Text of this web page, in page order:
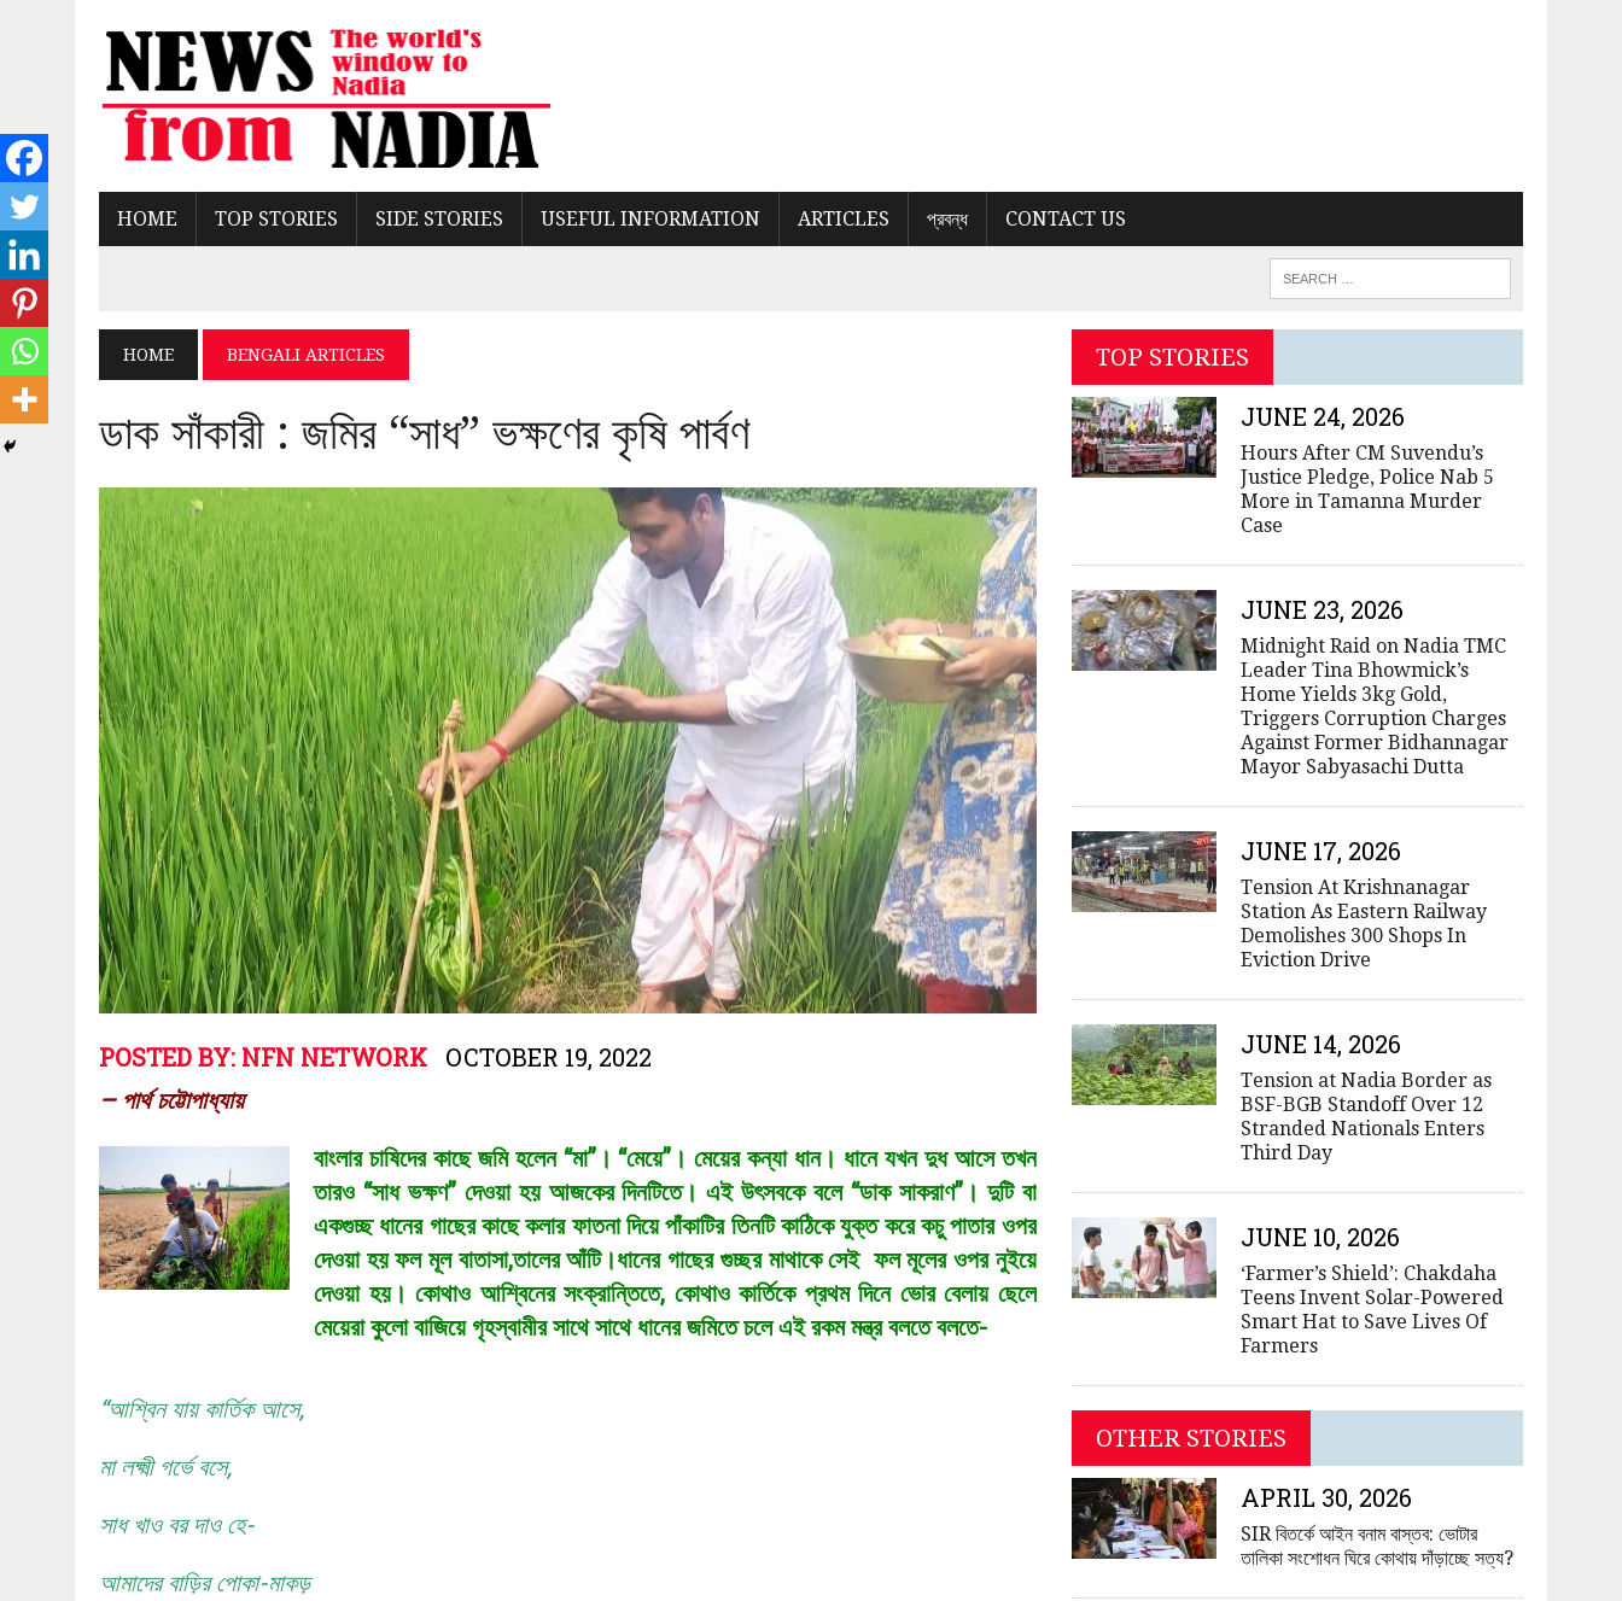
HOME TOP STORIES SIDE STORIES USEFUL INFORMATION ARTICLES প্রবন্ধ CONTACT US
HOME BENGALI ARTICLES
ডাক সাঁকারী : জমির “সাধ” ভক্ষণের কৃষি পার্বণ
POSTED BY: NFN NETWORK
OCTOBER 19, 2022
– পার্থ চট্টোপাধ্যায়
বাংলার চাষিদের কাছে জমি হলেন “মা”। “মেয়ে”। মেয়ের কন্যা ধান। ধানে যখন দুধ আসে তখন
তারও “সাধ ভক্ষণ” দেওয়া হয় আজকের দিনটিতে। এই উৎসবকে বলে “ডাক সাকরাণ”। দুটি বা
একগুচ্ছ ধানের গাছের কাছে কলার ফাতনা দিয়ে পাঁকাটির তিনটি কাঠিকে যুক্ত করে কচু পাতার ওপর
দেওয়া হয় ফল মূল বাতাসা,তালের আঁটি।ধানের গাছের গুচ্ছর মাথাকে সেই ফল মূলের ওপর নুইয়ে
দেওয়া হয়। কোথাও আশ্বিনের সংক্রান্তিতে, কোথাও কার্তিকে প্রথম দিনে ভোর বেলায় ছেলে
মেয়েরা কুলো বাজিয়ে গৃহস্বামীর সাথে সাথে ধানের জমিতে চলে এই রকম মন্ত্র বলতে বলতে-
“আশ্বিন যায় কার্তিক আসে,
মা লক্ষ্মী গর্ভে বসে,
সাধ খাও বর দাও হে-
আমাদের বাড়ির পোকা-মাকড়
TOP STORIES
JUNE 24, 2026
Hours After CM Suvendu’s
Justice Pledge, Police Nab 5
More in Tamanna Murder
Case
JUNE 23, 2026
Midnight Raid on Nadia TMC
Leader Tina Bhowmick’s
Home Yields 3kg Gold,
Triggers Corruption Charges
Against Former Bidhannagar
Mayor Sabyasachi Dutta
JUNE 17, 2026
Tension At Krishnanagar
Station As Eastern Railway
Demolishes 300 Shops In
Eviction Drive
JUNE 14, 2026
Tension at Nadia Border as
BSF-BGB Standoff Over 12
Stranded Nationals Enters
Third Day
JUNE 10, 2026
‘Farmer’s Shield’: Chakdaha
Teens Invent Solar-Powered
Smart Hat to Save Lives Of
Farmers
OTHER STORIES
APRIL 30, 2026
SIR বিতর্কে আইন বনাম বাস্তব: ভোটার
তালিকা সংশোধন ঘিরে কোথায় দাঁড়াচ্ছে সত্য?